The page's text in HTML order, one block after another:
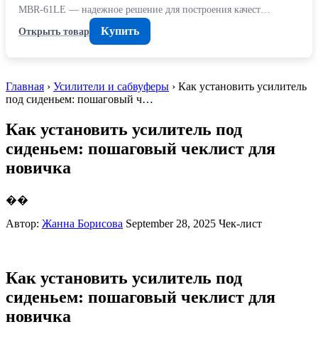
MBR-61LE — надежное решение для построения качест…
Открыть товар
Купить
Главная › Усилители и сабвуферы › Как установить усилитель
под сиденьем: пошаговый ч…
Как установить усилитель под
сиденьем: пошаговый чеклист для
новичка
��
Автор: Жанна Борисова September 28, 2025 Чек-лист
Как установить усилитель под
сиденьем: пошаговый чеклист для
новичка